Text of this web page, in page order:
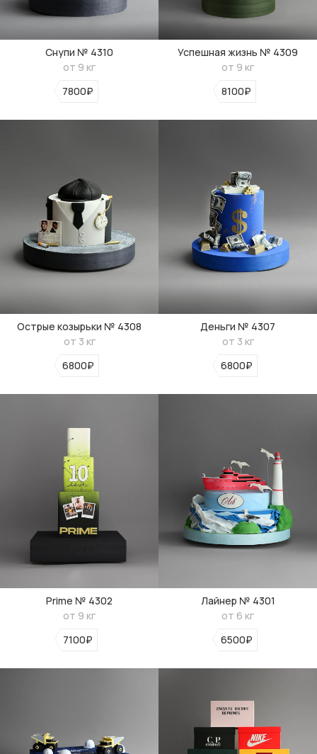
Снупи № 4310
от 9 кг
7800₽
Успешная жизнь № 4309
от 9 кг
8100₽
Острые козырьки № 4308
от 3 кг
6800₽
Деньги № 4307
от 3 кг
6800₽
Prime № 4302
от 9 кг
7100₽
Лайнер № 4301
от 6 кг
6500₽